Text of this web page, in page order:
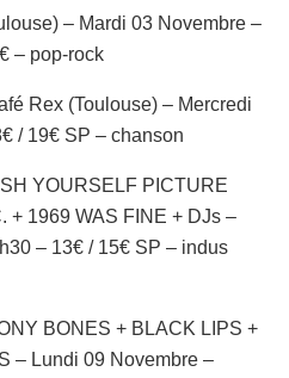
– Mardi 03 Novembre –
– pop-rock
Rex (Toulouse) – Mercredi
/ 19€ SP – chanson
YOURSELF PICTURE
+ 1969 WAS FINE + DJs –
– 13€ / 15€ SP – indus
BONES + BLACK LIPS +
– Lundi 09 Novembre –